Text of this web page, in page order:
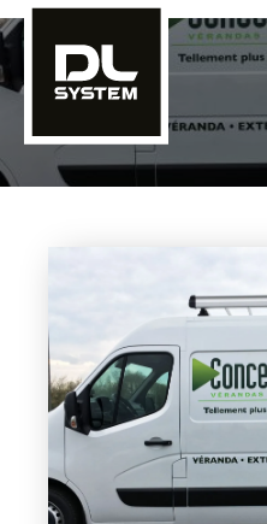
Panneau de gestion des